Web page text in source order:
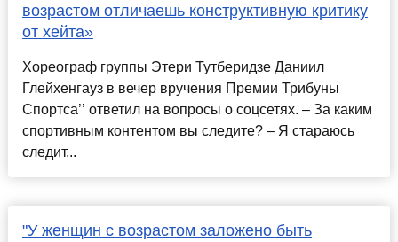
возрастом отличаешь конструктивную критику
от хейта»
Хореограф группы Этери Тутберидзе Даниил
Глейхенгауз в вечер вручения Премии Трибуны
Спортса’’ ответил на вопросы о соцсетях. – За каким
спортивным контентом вы следите? – Я стараюсь
следит...
"У женщин с возрастом заложено быть